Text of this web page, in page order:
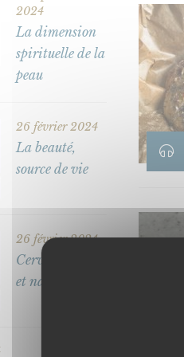
2024
La dimension
spirituelle de la
peau
26 février 2024
La beauté,
source de vie
26 février 2024
Cerveau, arbre
et nature